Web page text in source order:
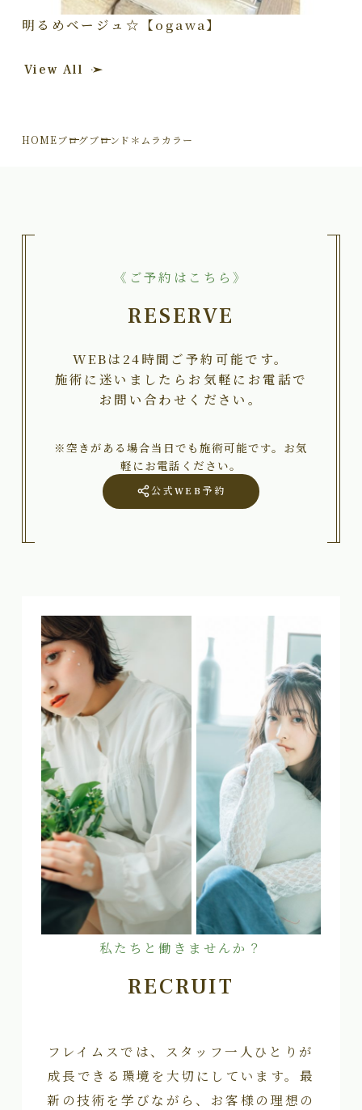
明るめベージュ☆【ogawa】
View All
HOMEブログブロンド＊ムラカラー
《ご予約はこちら》
RESERVE
WEBは24時間ご予約可能です。
施術に迷いましたらお気軽にお電話で
お問い合わせください。
※空きがある場合当日でも施術可能です。お気
軽にお電話ください。
公式WEB予約
私たちと働きませんか？
RECRUIT
フレイムスでは、スタッフ一人ひとりが
成長できる環境を大切にしています。最
新の技術を学びながら、お客様の理想の